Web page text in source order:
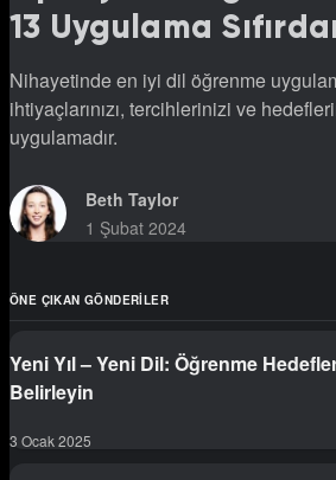
13 Uygulama
Nihayetinde en iyi dil öğrenme
ihtiyaçlarınızı, tercihlerinizi ve
uygulamadır.
Beth Taylor
1 Şubat 2024
ÖNE ÇIKAN GÖNDERILER
Yeni Yıl – Yeni Dil: Öğrenme
Belirleyin
3 Ocak 2025